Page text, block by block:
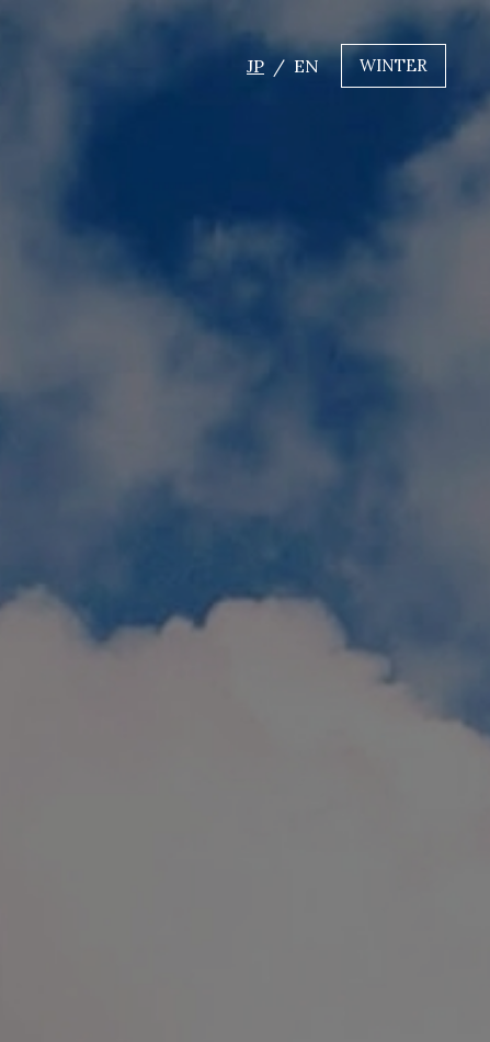
JP EN WINTER